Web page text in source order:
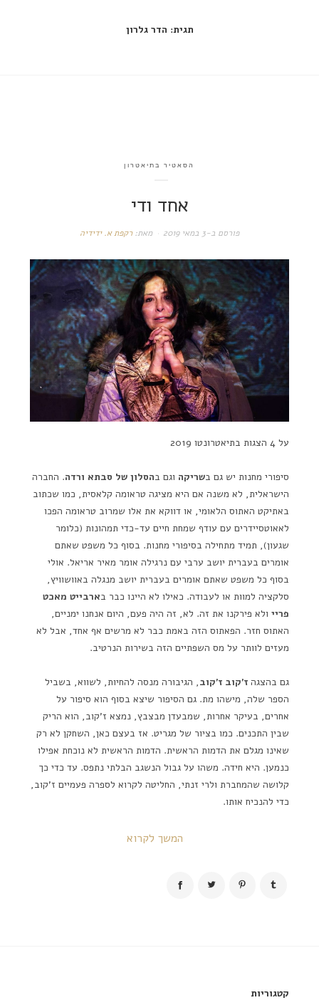
תגית: הדר גלרון
הסאטיר בתיאטרון
אחד ודי
פורסם ב-3 במאי 2019 מאת:רקפת א. ידידיה
על 4 הצגות בתיאטרונטו 2019
סיפורי מחנות יש גם בשריקה וגם בהסלון של סבתא ורדה. החברה
הישראלית, לא משנה אם היא מציגה טראומה קלאסית, כמו שכתוב
באתיקט האתוס הלאומי, או דווקא את אלו שמרוב טראומה הפכו
לאאוטסיידרים עם עודף שמחת חיים עד-כדי תמהונות (כלומר
שגעון), תמיד מתחילה בסיפורי מחנות. בסוף כל משפט שאתם
אומרים בעברית יושב ערבי עם נרגילה אומר מאיר אריאל. אולי
בסוף כל משפט שאתם אומרים בעברית יושב מנגלה באוושוויץ,
סלקציה למוות או לעבודה. כאילו לא היינו כבר בארבייט מאכט
פריי ולא פירקנו את זה. לא, זה היה פעם, היום אנחנו ימניים,
האתוס חזר. הפאתוס הזה באמת כבר לא מרשים אף אחד, אבל לא
מעזים לוותר על מס השפתיים הזה בשירות הנרטיב.
גם בהצגה ז'קוב ז'קוב, הגיבורה מנסה להחיות, לשווא, בשביל
הספר שלה, מישהו מת. גם הסיפור שיצא בסוף הוא סיפור על
אחרים, בעיקר אחרות, שמבעדן מבצבץ, נמצא ז'קוב, הוא הריק
שבין התכנים. כמו בציור של מגריט. אז בעצם כאן, השחקן לא רק
שאינו מגלם את הדמות הראשית. הדמות הראשית לא נוכחת אפילו
כנמען. היא חידה. משהו על גבול הנשגב הבלתי נתפס. עד כדי כך
קלושה שהמחברת ולרי זנתי, החליטה לקרוא לספרה פעמיים ז'קוב,
כדי להנכיח אותו.
המשך לקרוא
קטגוריות